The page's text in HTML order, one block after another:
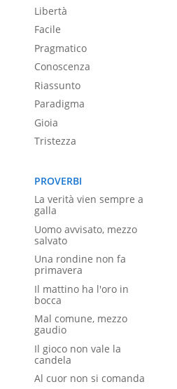
Libertà
Facile
Pragmatico
Conoscenza
Riassunto
Paradigma
Gioia
Tristezza
PROVERBI
La verità vien sempre a
galla
Uomo avvisato, mezzo
salvato
Una rondine non fa
primavera
Il mattino ha l'oro in
bocca
Mal comune, mezzo
gaudio
Il gioco non vale la
candela
Al cuor non si comanda